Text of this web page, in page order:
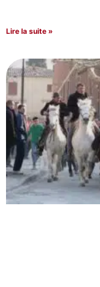
Lire la suite »